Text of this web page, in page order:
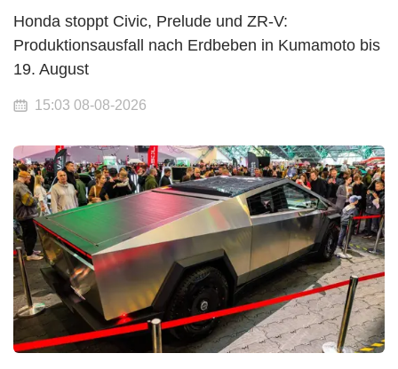
Honda stoppt Civic, Prelude und ZR-V:
Produktionsausfall nach Erdbeben in Kumamoto bis
19. August
15:03 08-08-2026